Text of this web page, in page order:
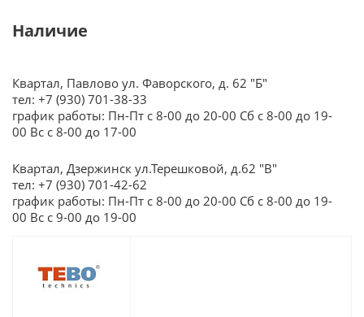
Наличие
Квартал, Павлово ул. Фаворского, д. 62 "Б"
тел: +7 (930) 701-38-33
график работы: Пн-Пт с 8-00 до 20-00 Сб с 8-00 до 19-
00 Вс с 8-00 до 17-00
Квартал, Дзержинск ул.Терешковой, д.62 "В"
тел: +7 (930) 701-42-62
график работы: Пн-Пт с 8-00 до 20-00 Сб с 8-00 до 19-
00 Вс с 9-00 до 19-00